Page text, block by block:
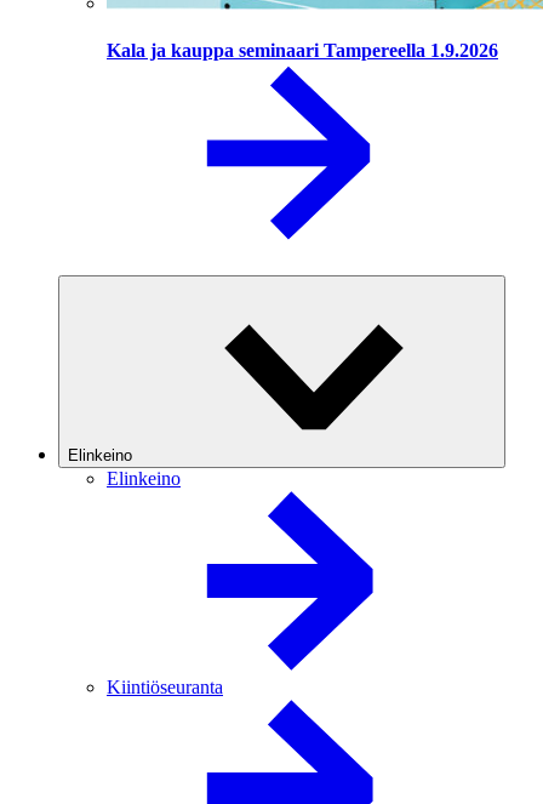
Kala ja kauppa seminaari Tampereella 1.9.2026
Elinkeino
Elinkeino
Kiintiöseuranta